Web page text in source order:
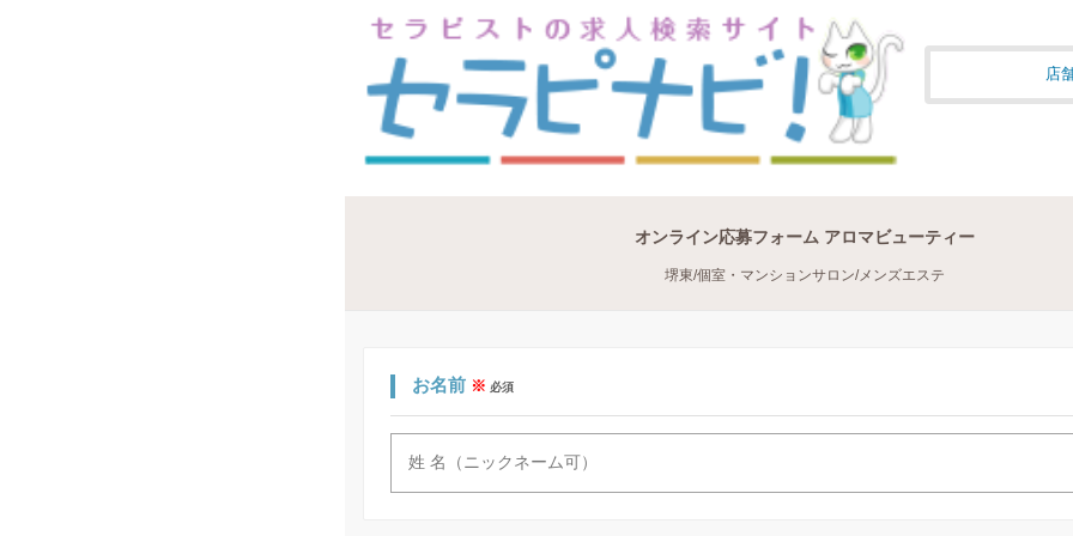
店
オンライン応募フォーム アロマビューティー
堺東/個室・マンションサロン/メンズエステ
お名前 ※ 必須